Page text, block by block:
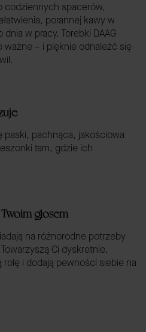
codziennych spacerów,
porannej kawy w
w pracy. Torebki DAAG
ważne – i pięknie odnaleźć się
paski, pachnąca, jakościowa
tam, gdzie ich
głosem
na różnorodne potrzeby
Ci dyskretnie,
rolę i dodają pewności siebie na